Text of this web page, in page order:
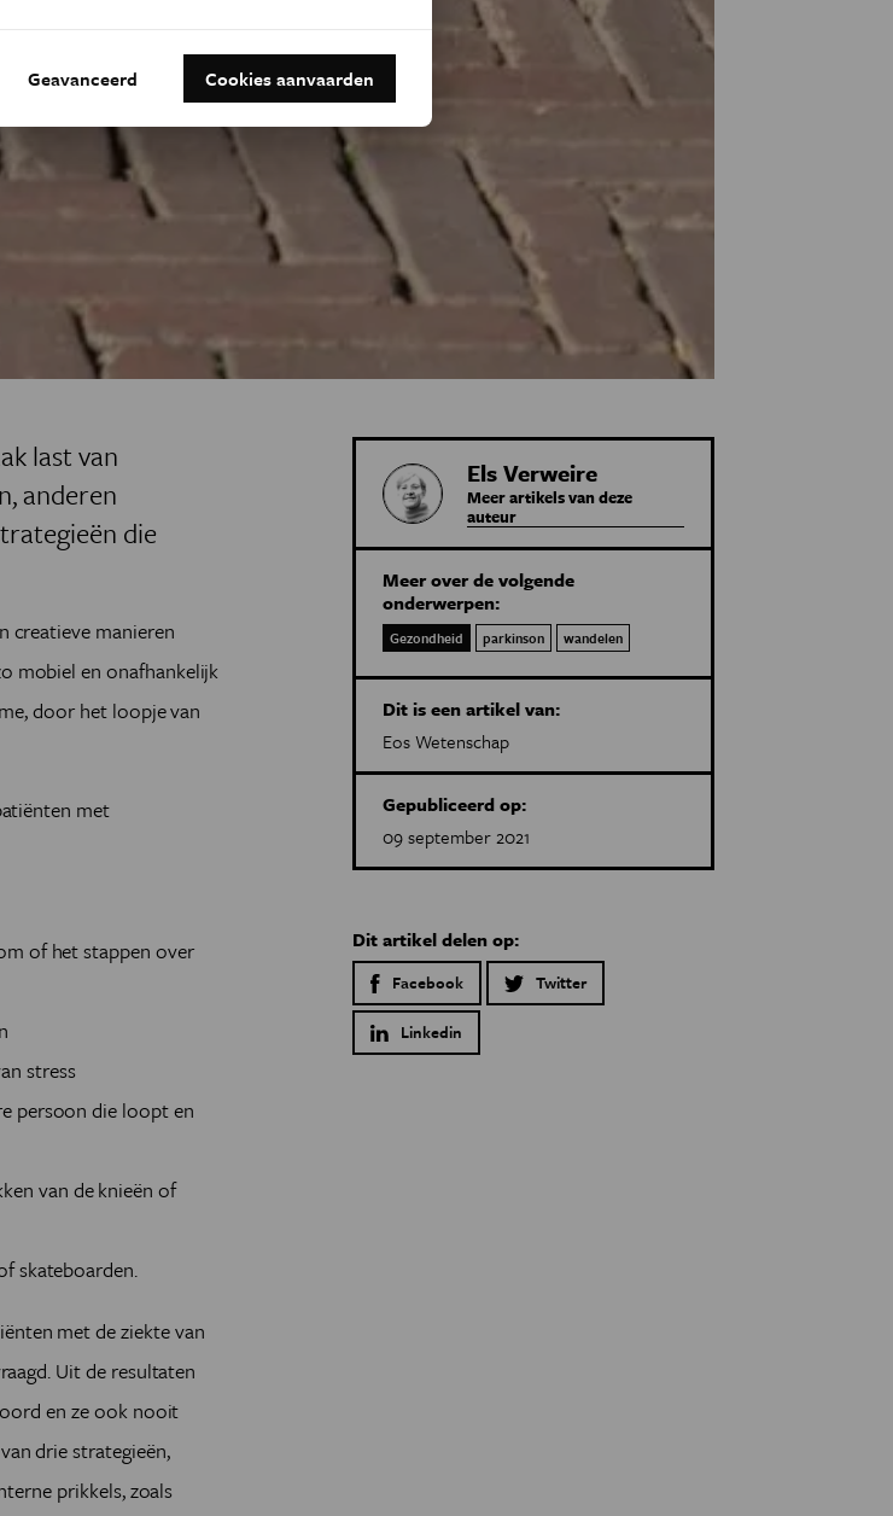
last van
anderen
die
creatieve manieren
mobiel en onafhankelijk
door het loopje van
met
of het stappen over
stress
persoon die loopt en
van de knieën of
skateboarden.
met de ziekte van
Uit de resultaten
en ze ook nooit
drie strategieën,
prikkels, zoals
Els Verweire
Meer artikels van deze
auteur
Meer over de volgende
onderwerpen:
Gezondheid parkinson wandelen
Dit is een artikel van:
Eos Wetenschap
Gepubliceerd op:
09 september 2021
Dit artikel delen op:
Facebook Twitter
Linkedin
Geavanceerd Cookies aanvaarden